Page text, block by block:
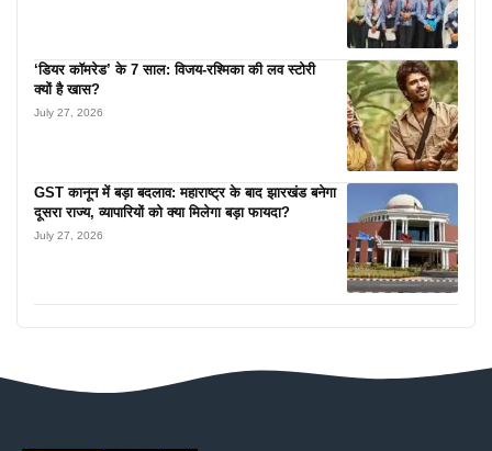
‘डियर कॉमरेड’ के 7 साल: विजय-रश्मिका की लव स्टोरी
क्यों है खास?
July 27, 2026
GST कानून में बड़ा बदलाव: महाराष्ट्र के बाद झारखंड बनेगा
दूसरा राज्य, व्यापारियों को क्या मिलेगा बड़ा फायदा?
July 27, 2026